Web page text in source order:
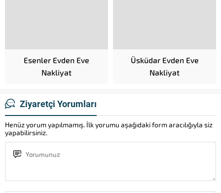
Esenler Evden Eve
Nakliyat
Üsküdar Evden Eve
Nakliyat
Ziyaretçi Yorumları
Henüz yorum yapılmamış. İlk yorumu aşağıdaki form aracılığıyla siz
yapabilirsiniz.